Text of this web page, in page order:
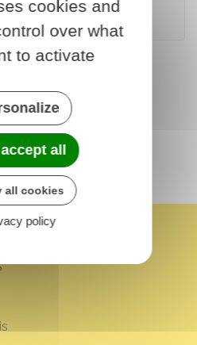
cookies and
over what
to activate
all
all cookies
policy